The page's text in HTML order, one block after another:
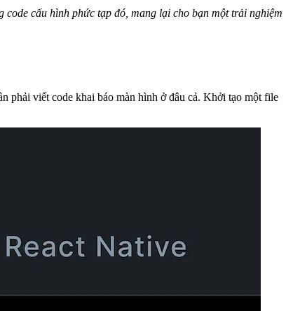
cấu hình phức tạp đó, mang lại cho bạn một trải nghiệm
phải viết code khai báo màn hình ở đâu cả. Khởi tạo một file